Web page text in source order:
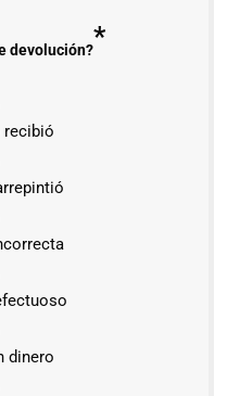
devolución?*
recibió
dinero